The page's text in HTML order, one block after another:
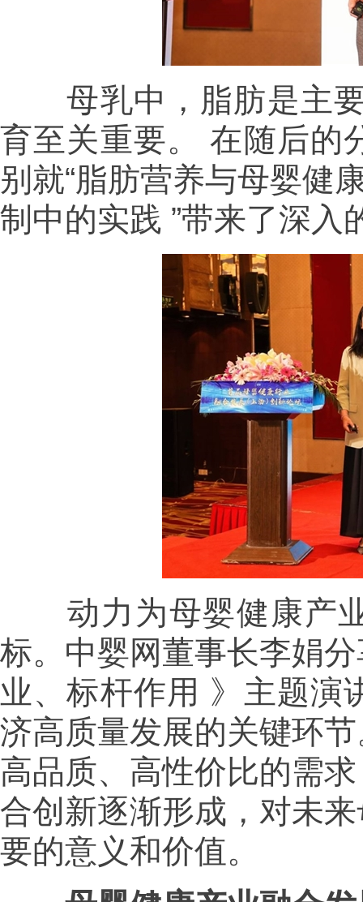
母乳中，脂肪是主要
育至关重要。 在随后的
别就“脂肪营养与母婴健
制中的实践 ”带来了深入
动力为母婴健康产业
标。中婴网董事长李娟
业、标杆作用 》主题演
济高质量发展的关键环
高品质、高性价比的需
合创新逐渐形成，对未
要的意义和价值。